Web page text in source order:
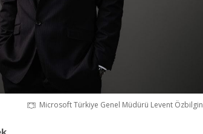
Microsoft Türkiye Genel Müdürü Levent Özbilgin